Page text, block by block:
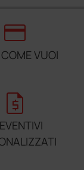
credit_card
VUOI
request_quote